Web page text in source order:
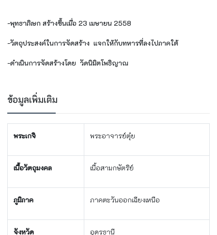
-พุทธาภิเษก สร้างขึ้นเมื่อ 23 เมษายน 2558
-วัตถุประสงค์ในการจัดสร้าง แจกให้กับทหารที่ลงไปภาคใต้
-ดำเนินการจัดสร้างโดย วัดนิมิตโพธิญาณ
ข้อมูลเพิ่มเติม
พระเกจิ พระอาจารย์ตุ๋ย
เนื้อวัตถุมงคล เนื้อสามกษัตริย์
ภูมิภาค ภาคตะวันออกเฉียงเหนือ
จังหวัด อุดรธานี